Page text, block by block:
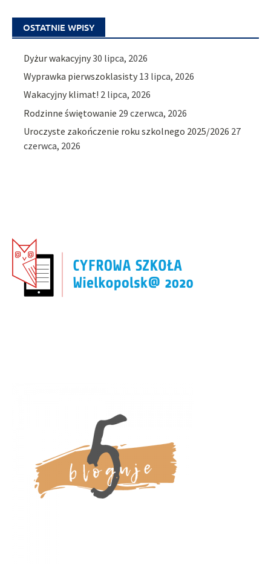
OSTATNIE WPISY
Dyżur wakacyjny30 lipca, 2026
Wyprawka pierwszoklasisty 13 lipca, 2026
Wakacyjny klimat! 2 lipca, 2026
Rodzinne świętowanie 29 czerwca, 2026
Uroczyste zakończenie roku szkolnego 2025/2026 27
czerwca, 2026